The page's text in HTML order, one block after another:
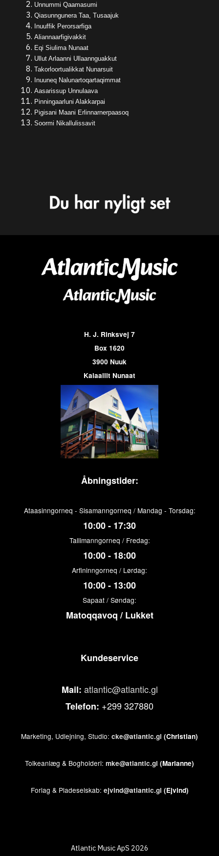
Unnummi Qaamasumi
Qiasunngunera Taa, Tusaajuk
Inuuffik Perorsarfiga
Aliannaarfigivakkit
Eqi Siulima Nunaat
Ullut Arlaanni Ullaannguakkut
Takorloortualikkat Nunarsuit
Inuuneq Nalunartoqartaqimmat
Aasarissup Unnulaava
Pinningaarluni Alakkarpai
Pigisani Maani Erlinnarnerpaasoq
Soormi Nikallulissavit
H. J. Rinksvej 7
Box 1620
3900 Nuuk
Kalaallit Nunaat
Åbningstider:
Ataasinngorneq - Sisamanngorneq / Mandag - Torsdag:
10:00 - 17:30
Tallimanngorneq / Fredag:
10:00 - 18:00
Arfininngorneq / Lørdag:
10:00 - 13:00
Sapaat / Søndag:
Matoqqavoq / Lukket
Kundeservice
Mail: atlantic@atlantic.gl
Telefon: +299 327880
Marketing, Udlejning, Studio: cke@atlantic.gl (Christian)
Tolkeanlæg & Bogholderi: mke@atlantic.gl (Marianne)
Forlag & Pladeselskab: ejvind@atlantic.gl (Ejvind)
Atlantic Music ApS 2026